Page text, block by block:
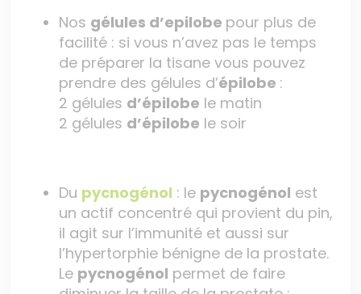
Nos gélules d’epilobe pour plus de
facilité : si vous n’avez pas le temps
de préparer la tisane vous pouvez
prendre des gélules d’épilobe :
2 gélules d’épilobe le matin
2 gélules d’épilobe le soir
Du pycnogénol : le pycnogénol est
un actif concentré qui provient du pin,
il agit sur l’immunité et aussi sur
l’hypertorphie bénigne de la prostate.
Le pycnogénol permet de faire